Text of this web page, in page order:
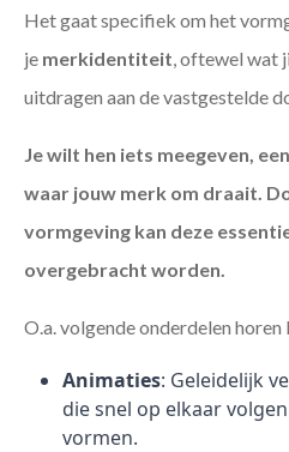
Het gaat specifiek om het
je merkidentiteit , oftewel wat
uitdragen aan de vastgestelde
Je wilt hen iets meegeven,
waar jouw merk om draait.
vormgeving kan deze
overgebracht worden.
O.a. volgende onderdelen
Animaties: Geleidelijk
die snel op elkaar
vormen.